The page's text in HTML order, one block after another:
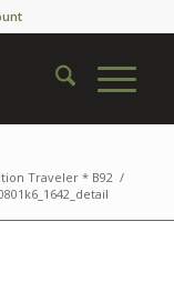
Traveler * B92 /